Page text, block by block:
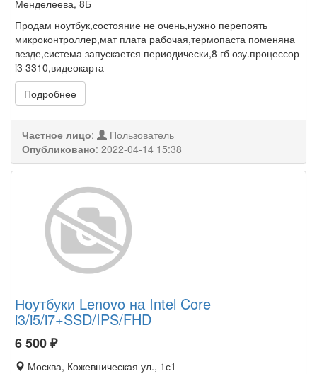
Менделеева, 8Б
Продам ноутбук,состояние не очень,нужно перепоять
микроконтроллер,мат плата рабочая,термопаста поменяна
везде,система запускается периодически,8 гб озу.процессор
i3 3310,видеокарта
Подробнее
Частное лицо:
Пользователь
Опубликовано: 2022-04-14 15:38
Ноутбуки Lenovo на Intel Core
i3/i5/i7+SSD/IPS/FHD
6 500₽
Москва, Кожевническая ул., 1с1